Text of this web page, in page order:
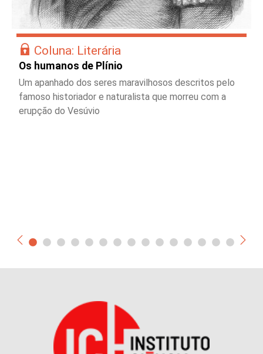
Coluna: Literária
Os humanos de Plínio
Um apanhado dos seres maravilhosos descritos pelo
famoso historiador e naturalista que morreu com a
erupção do Vesúvio